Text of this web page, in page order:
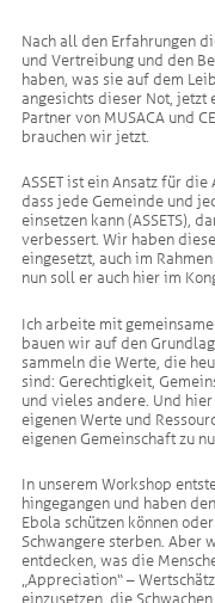
Nach all den Erfahrungen
und Vertreibung und den
haben, was sie auf dem
angesichts dieser Not, jetzt
Partner von MUSACA und
brauchen wir jetzt.
ASSET ist ein Ansatz für
dass jede Gemeinde und
einsetzen kann (ASSETS),
verbessert. Wir haben
eingesetzt, auch im
nun soll er auch hier im
Ich arbeite mit
bauen wir auf den
sammeln die Werte, die
sind: Gerechtigkeit,
und vieles andere. Und
eigenen Werte und
eigenen Gemeinschaft zu
In unserem Workshop
hingegangen und haben
Ebola schützen können
Schwangere sterben. Aber
entdecken, was die
„Appreciation“ –
einzusetzen, die